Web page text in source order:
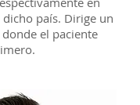
dicho país. Dirige un
el paciente